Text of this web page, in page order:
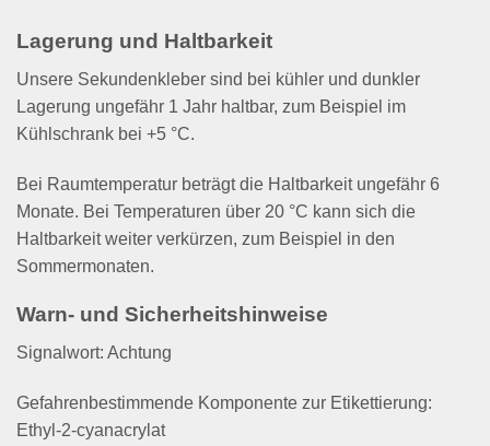
Lagerung und Haltbarkeit
Unsere Sekundenkleber sind bei kühler und dunkler
Lagerung ungefähr 1 Jahr haltbar, zum Beispiel im
Kühlschrank bei +5 °C.
Bei Raumtemperatur beträgt die Haltbarkeit ungefähr 6
Monate. Bei Temperaturen über 20 °C kann sich die
Haltbarkeit weiter verkürzen, zum Beispiel in den
Sommermonaten.
Warn- und Sicherheitshinweise
Signalwort: Achtung
Gefahrenbestimmende Komponente zur Etikettierung:
Ethyl-2-cyanacrylat